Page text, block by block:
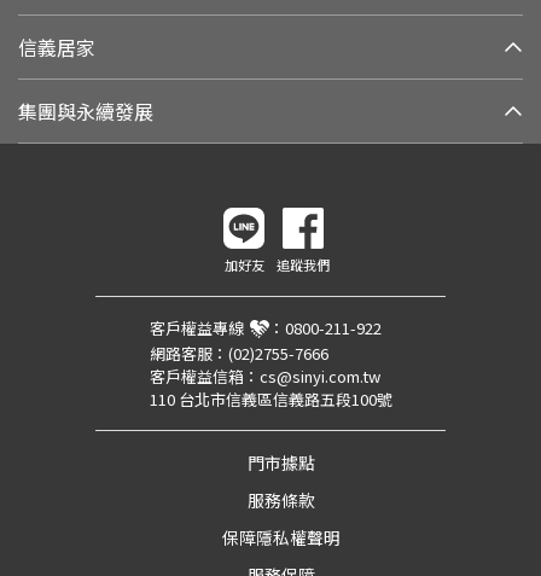
信義居家
集團與永續發展
加好友 追蹤我們
客戶權益專線 ： 0800-211-922
網路客服： (02)2755-7666
客戶權益信箱： cs@sinyi.com.tw
110 台北市信義區信義路五段100號
門市據點
服務條款
保障隱私權聲明